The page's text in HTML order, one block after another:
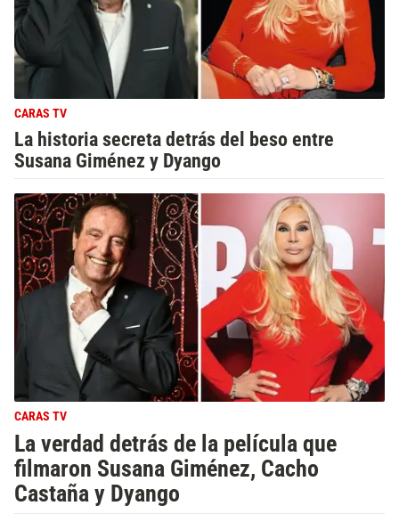
CARAS TV
La historia secreta detrás del beso entre
Susana Giménez y Dyango
CARAS TV
La verdad detrás de la película que
filmaron Susana Giménez, Cacho
Castaña y Dyango